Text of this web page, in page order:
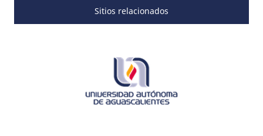
Sitios relacionados